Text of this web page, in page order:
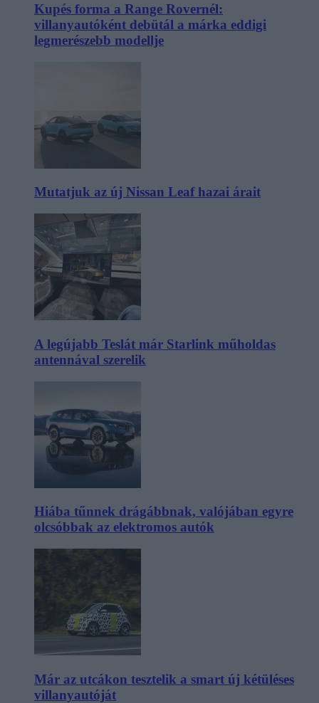
Kupés forma a Range Rovernél:
villanyautóként debütál a márka eddigi
legmerészebb modellje
Mutatjuk az új Nissan Leaf hazai árait
A legújabb Teslát már Starlink műholdas
antennával szerelik
Hiába tűnnek drágábbnak, valójában egyre
olcsóbbak az elektromos autók
Már az utcákon tesztelik a smart új kétüléses
villanyautóját